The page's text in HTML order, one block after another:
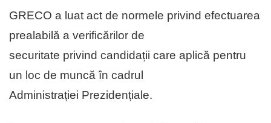
GRECO a luat act de normele privind efectuarea
prealabilă a verificărilor de
securitate privind candidații care aplică pentru
un loc de muncă în cadrul
Administrației Prezidențiale.